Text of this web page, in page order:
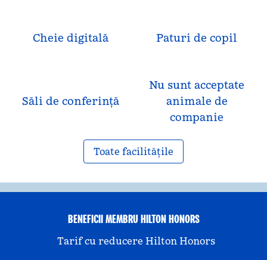
Cheie digitală Paturi de copil
Săli de conferință
Nu sunt acceptate
animale de
companie
Toate facilitățile
BENEFICII MEMBRU HILTON HONORS
Tarif cu reducere Hilton Honors